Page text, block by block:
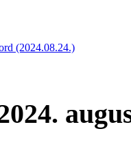
(2024.08.24.)